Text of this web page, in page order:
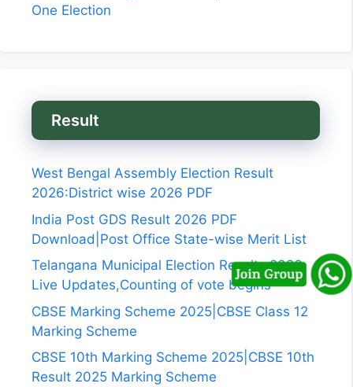
One Election
Result
West Bengal Assembly Election Result
2026:District wise 2026 PDF
India Post GDS Result 2026 PDF
Download|Post Office State-wise Merit List
Telangana Municipal Election Results 2026
Live Updates,Counting of vote begins
CBSE Marking Scheme 2025|CBSE Class 12
Marking Scheme
CBSE 10th Marking Scheme 2025|CBSE 10th
Result 2025 Marking Scheme